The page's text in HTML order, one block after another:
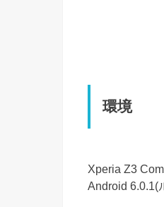
環境
Xperia Z3
Android 6.0.1(